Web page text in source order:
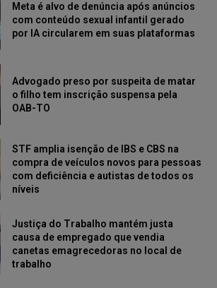
Meta é alvo de denúncia após anúncios
com conteúdo sexual infantil gerado
por IA circularem em suas plataformas
Advogado preso por suspeita de matar
o filho tem inscrição suspensa pela
OAB-TO
STF amplia isenção de IBS e CBS na
compra de veículos novos para pessoas
com deficiência e autistas de todos os
níveis
Justiça do Trabalho mantém justa
causa de empregado que vendia
canetas emagrecedoras no local de
trabalho